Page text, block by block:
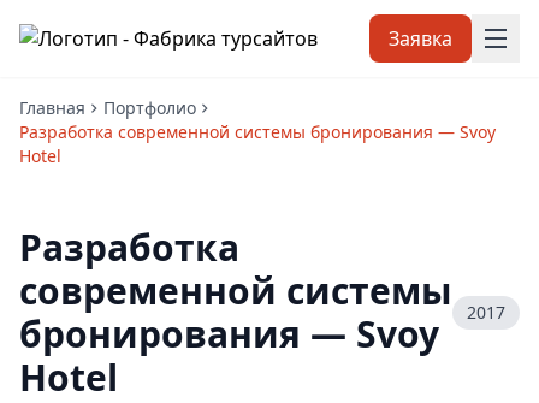
Заявка
Главная
Портфолио
Разработка современной системы бронирования — Svoy
Hotel
Разработка
современной системы
бронирования — Svoy
Hotel
2017